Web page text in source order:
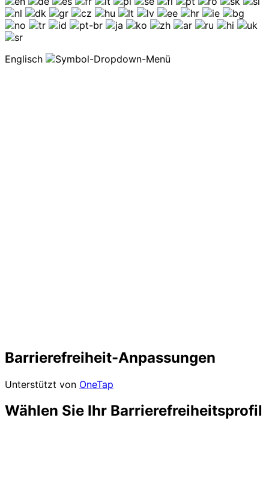
Englisch
Barrierefreiheit-Anpassungen
Unterstützt von OneTap
Wählen Sie Ihr Barrierefreiheitsprofil